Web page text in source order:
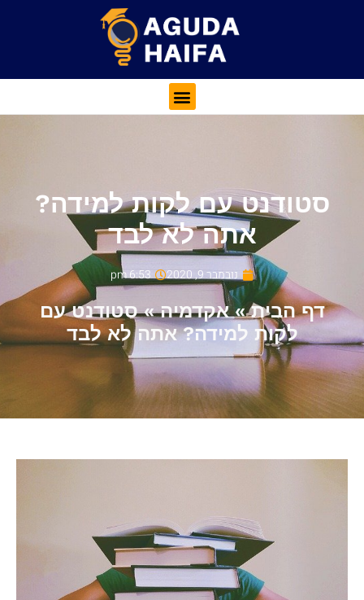
סטודנט עם לקות למידה?
אתה לא לבד
נובמבר 9, 2020 6:53 pm
דף הבית»אקדמיה»סטודנט עם
לקות למידה? אתה לא לבד